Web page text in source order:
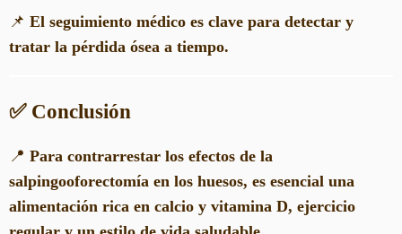
📌 El seguimiento médico es clave para detectar y
tratar la pérdida ósea a tiempo.
✅ Conclusión
📍 Para contrarrestar los efectos de la
salpingooforectomía en los huesos, es esencial una
alimentación rica en calcio y vitamina D, ejercicio